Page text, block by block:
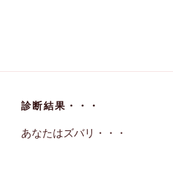
診断結果・・・
あなたはズバリ・・・